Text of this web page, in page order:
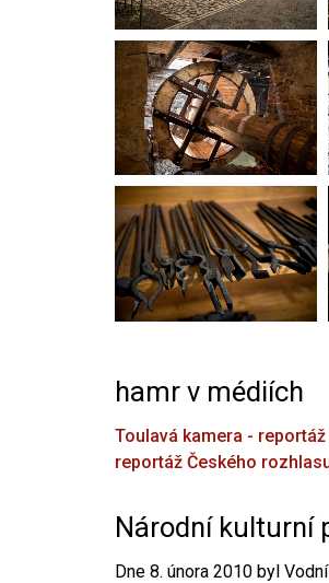
hamr v médiích
Toulavá kamera -
reportáž Českého
Národní kulturní
Dne 8. února 2010 byl